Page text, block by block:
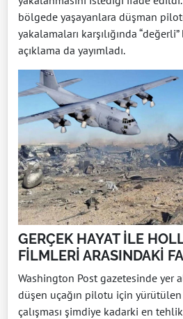
bölgede yaşayanlara düşman
yakalamaları karşılığında
açıklama da yayımladı.
GERÇEK HAYAT İLE
FİLMLERİ ARASINDAKİ
Washington Post gazetesinde yer
düşen uçağın pilotu için
çalışması şimdiye kadarki en